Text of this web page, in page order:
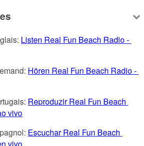
Listen Real Fun Beach Radio -
Hören Real Fun Beach Radio -
Reproduzir Real Fun Beach
vivo
Escuchar Real Fun Beach
vivo